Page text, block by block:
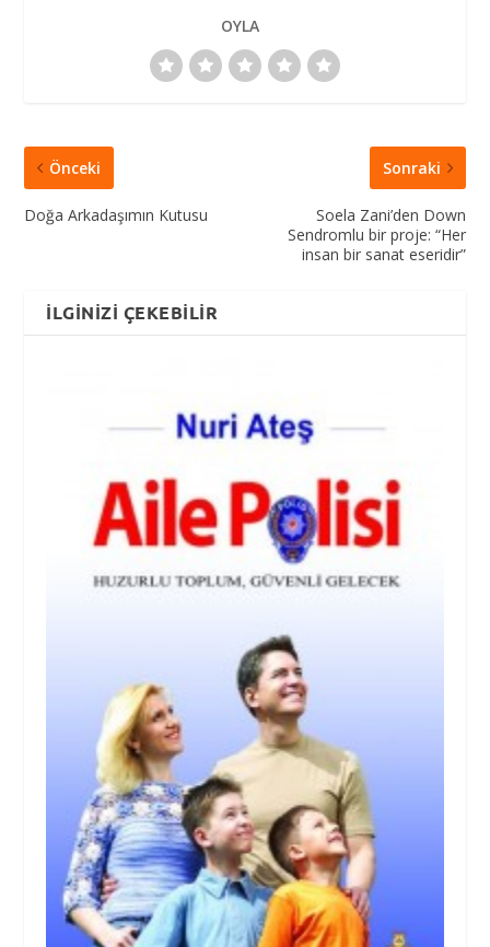
OYLA
Önceki
Doğa Arkadaşımın Kutusu
Sonraki
Soela Zani’den Down
Sendromlu bir proje: “Her
insan bir sanat eseridir”
İLGINIZI ÇEKEBILIR